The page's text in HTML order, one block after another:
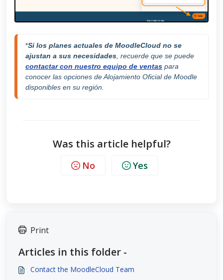
*Si los planes actuales de MoodleCloud no se
ajustan a sus necesidades
contactar con nuestro equipo de ventas para
conocer las opciones de Alojamiento Oficial de Moodle
disponibles en su región.
Was this article helpful?
No Yes
Print
Articles in this folder -
Contact the MoodleCloud Team